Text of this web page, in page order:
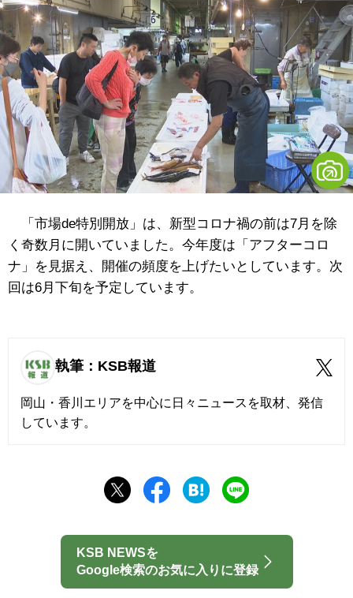
「市場de特別開放」は、新型コロナ禍の前は7月を除
く奇数月に開いていました。今年度は「アフターコロ
ナ」を見据え、開催の頻度を上げたいとしています。次
回は6月下旬を予定しています。
執筆：KSB報道
岡山・香川エリアを中心に日々ニュースを取材、発信
しています。
KSB NEWSを
Google検索のお気に入りに登録